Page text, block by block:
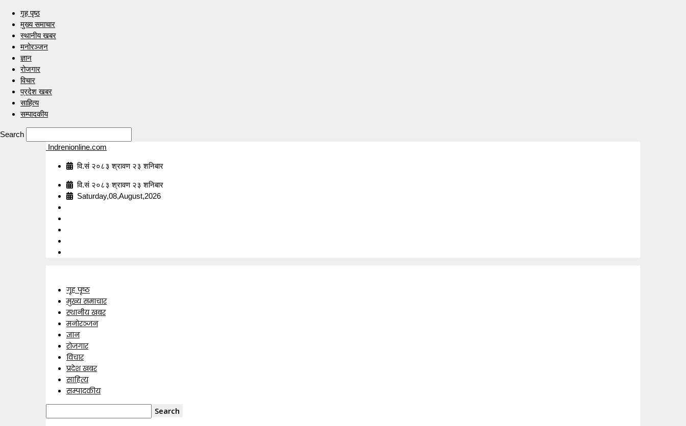
गृह पृष्ठ
मुख्य समाचार
स्थानीय खबर
मनोरञ्जन
ज्ञान
रोजगार
विचार
प्रदेश खबर
साहित्य
सम्पादकीय
Search
Indrenionline.com
वि.सं २०८३ श्रावण २३ शनिबार
वि.सं २०८३ श्रावण २३ शनिबार
Saturday,08,August,2026
गृह पृष्ठ
मुख्य समाचार
स्थानीय खबर
मनोरञ्जन
ज्ञान
रोजगार
विचार
प्रदेश खबर
साहित्य
सम्पादकीय